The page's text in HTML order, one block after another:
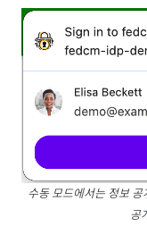
수동 모드에서는 정보
공